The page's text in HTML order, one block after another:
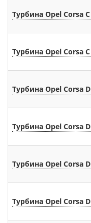
Турбина Opel Corsa
Турбина Opel Corsa
Турбина Opel Corsa D
Турбина Opel Corsa D
Турбина Opel Corsa D
Турбина Opel Corsa D